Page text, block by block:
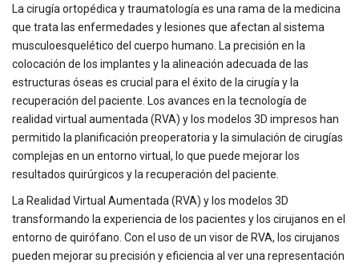
La cirugía ortopédica y traumatología es una rama de la medicina
que trata las enfermedades y lesiones que afectan al sistema
musculoesquelético del cuerpo humano. La precisión en la
colocación de los implantes y la alineación adecuada de las
estructuras óseas es crucial para el éxito de la cirugía y la
recuperación del paciente. Los avances en la tecnología de
realidad virtual aumentada (RVA) y los modelos 3D impresos han
permitido la planificación preoperatoria y la simulación de cirugías
complejas en un entorno virtual, lo que puede mejorar los
resultados quirúrgicos y la recuperación del paciente.
La Realidad Virtual Aumentada (RVA) y los modelos 3D
transformando la experiencia de los pacientes y los cirujanos en el
entorno de quirófano. Con el uso de un visor de RVA, los cirujanos
pueden mejorar su precisión y eficiencia al ver una representación